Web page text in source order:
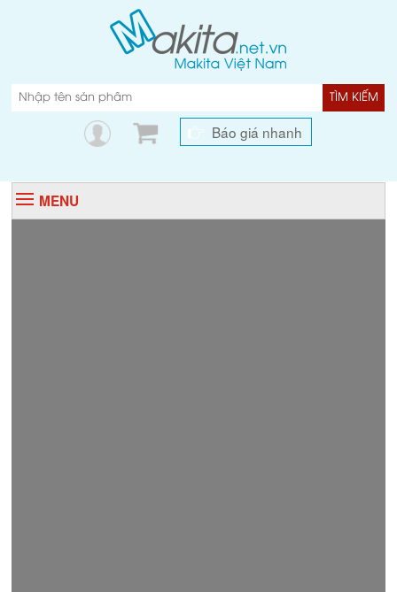
TÌM KIẾM
Báo giá nhanh
MENU